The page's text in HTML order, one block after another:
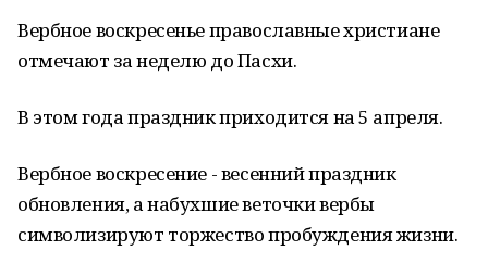
Вербное воскресенье православные христиане
отмечают за неделю до Пасхи.
В этом года праздник приходится на 5 апреля.
Вербное воскресение - весенний праздник
обновления, а набухшие веточки вербы
символизируют торжество пробуждения жизни.